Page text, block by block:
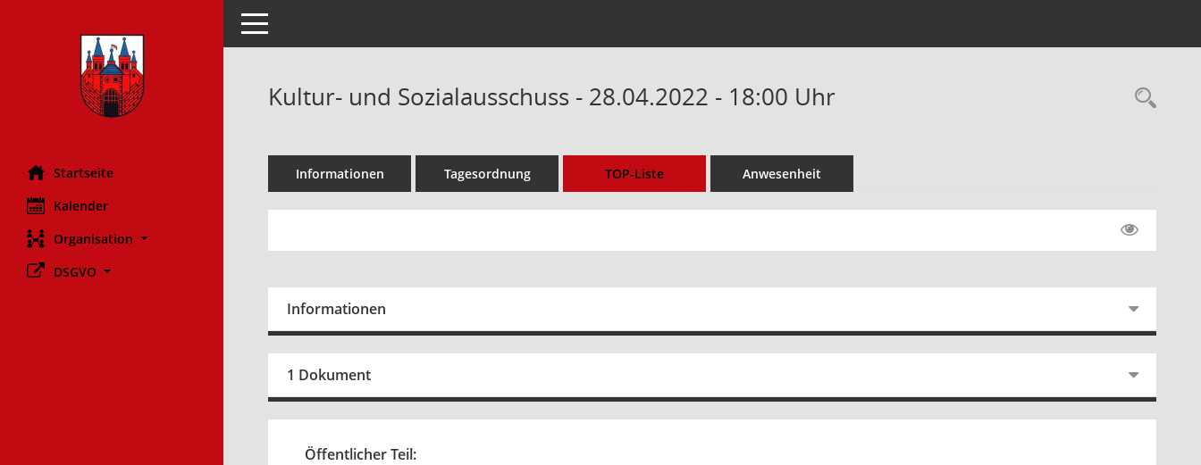
Startseite
Kalender
Organisation
DSGVO
Toggle navigation
Kultur- und Sozialausschuss - 28.04.2022 - 18:00 Uhr
Informationen Tagesordnung TOP-Liste Anwesenheit
Informationen
1 Dokument
Öffentlicher Teil: